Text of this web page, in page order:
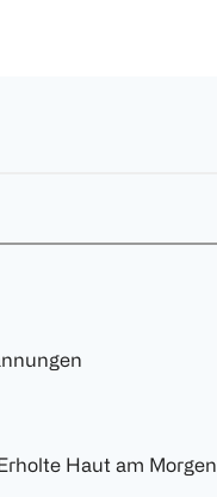
Haut am Morgen